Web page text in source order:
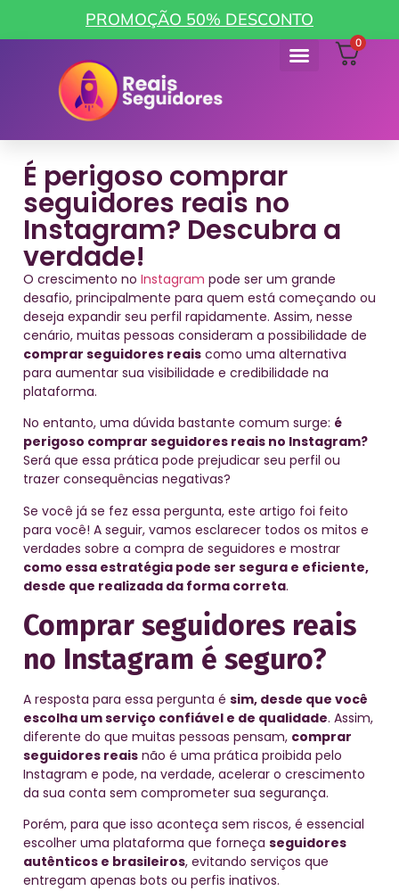
PROMOÇÃO 50% DESCONTO
0
É perigoso comprar
seguidores reais no
Instagram? Descubra a
verdade!
O crescimento no Instagram pode ser um grande
desafio, principalmente para quem está começando ou
deseja expandir seu perfil rapidamente. Assim, nesse
cenário, muitas pessoas consideram a possibilidade de
comprar seguidores reais como uma alternativa
para aumentar sua visibilidade e credibilidade na
plataforma.
No entanto, uma dúvida bastante comum surge: é
perigoso comprar seguidores reais no Instagram?
Será que essa prática pode prejudicar seu perfil ou
trazer consequências negativas?
Se você já se fez essa pergunta, este artigo foi feito
para você! A seguir, vamos esclarecer todos os mitos e
verdades sobre a compra de seguidores e mostrar
como essa estratégia pode ser segura e eficiente,
desde que realizada da forma correta.
Comprar seguidores reais
no Instagram é seguro?
A resposta para essa pergunta é sim, desde que você
escolha um serviço confiável e de qualidade. Assim,
diferente do que muitas pessoas pensam, comprar
seguidores reais não é uma prática proibida pelo
Instagram e pode, na verdade, acelerar o crescimento
da sua conta sem comprometer sua segurança.
Porém, para que isso aconteça sem riscos, é essencial
escolher uma plataforma que forneça seguidores
autênticos e brasileiros, evitando serviços que
entregam apenas bots ou perfis inativos.